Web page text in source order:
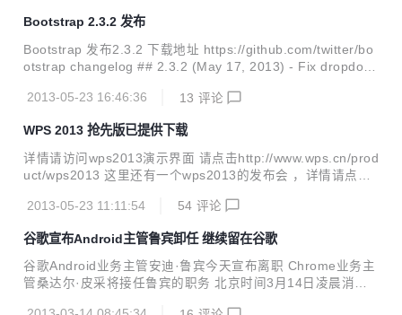
rame was submitted in IE9-10, jQuery 1.9.1 and 2...
Bootstrap 2.3.2 发布
Bootstrap 发布2.3.2 下载地址 https://github.com/twitter/bo
otstrap changelog ## 2.3.2 (May 17, 2013) - Fix dropdow
2013-05-23 16:46:36
13 评论
WPS 2013 抢先版已提供下载
详情请访问wps2013演示界面 请点击http://www.wps.cn/prod
uct/wps2013 这里还有一个wps2013的发布会 ，详情请点击h
uct/wps2013
2013-05-23 11:11:54 54 评论
谷歌宣布Android主管鲁宾卸任 继续留在谷歌
谷歌Android业务主管安迪·鲁宾今天宣布离职 Chrome业务主
管桑达尔·皮采将接任鲁宾的职务 北京时间3月14日凌晨消